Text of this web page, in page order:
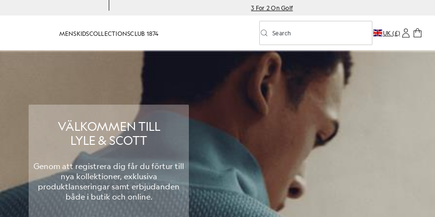
3 For 2 On Golf
MENSKIDSCOLLECTIONSCLUB 1874 Toggle predictive search
Search UK (£)
VÄLKOMMEN TILL
LYLE & SCOTT
Genom att registrera dig får du förtur till
nya kollektioner, exklusiva
produktlanseringar samt erbjudanden
både i butik och online.